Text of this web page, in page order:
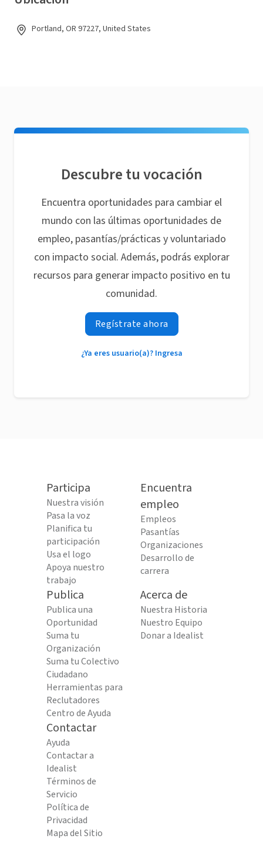
Portland, OR 97227, United States
Descubre tu vocación
Encuentra oportunidades para cambiar el
mundo con las últimas oportunidades de
empleo, pasantías/prácticas y voluntariado
con impacto social. Además, podrás explorar
recursos para generar impacto positivo en tu
comunidad.
Regístrate ahora
¿Ya eres usuario(a)? Ingresa
Participa
Nuestra visión
Pasa la voz
Planifica tu
participación
Usa el logo
Apoya nuestro
trabajo
Encuentra
empleo
Empleos
Pasantías
Organizaciones
Desarrollo de
carrera
Publica
Publica una
Oportunidad
Suma tu
Organización
Suma tu Colectivo
Ciudadano
Herramientas para
Reclutadores
Centro de Ayuda
Acerca de
Nuestra Historia
Nuestro Equipo
Donar a Idealist
Contactar
Ayuda
Contactar a
Idealist
Términos de
Servicio
Política de
Privacidad
Mapa del Sitio